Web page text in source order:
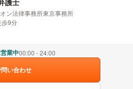
護士
ン法律事務所東京事務所
歩9分
業中00:00 - 24:00
い合わせ